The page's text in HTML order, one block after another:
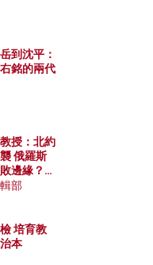
到沈平：
銘的兩代
授：北約
俄羅斯
邊緣？中
能左右戰
部
培育教
本